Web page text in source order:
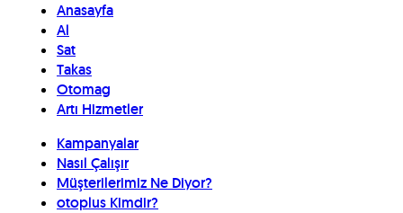
Anasayfa
Al
Sat
Takas
Otomag
Artı Hizmetler
Kampanyalar
Nasıl Çalışır
Müşterilerimiz Ne Diyor?
otoplus Kimdir?